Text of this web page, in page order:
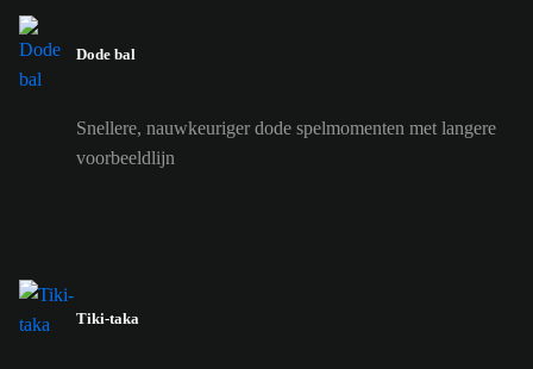
Dode bal
Snellere, nauwkeuriger dode spelmomenten met langere
voorbeeldlijn
Tiki-taka